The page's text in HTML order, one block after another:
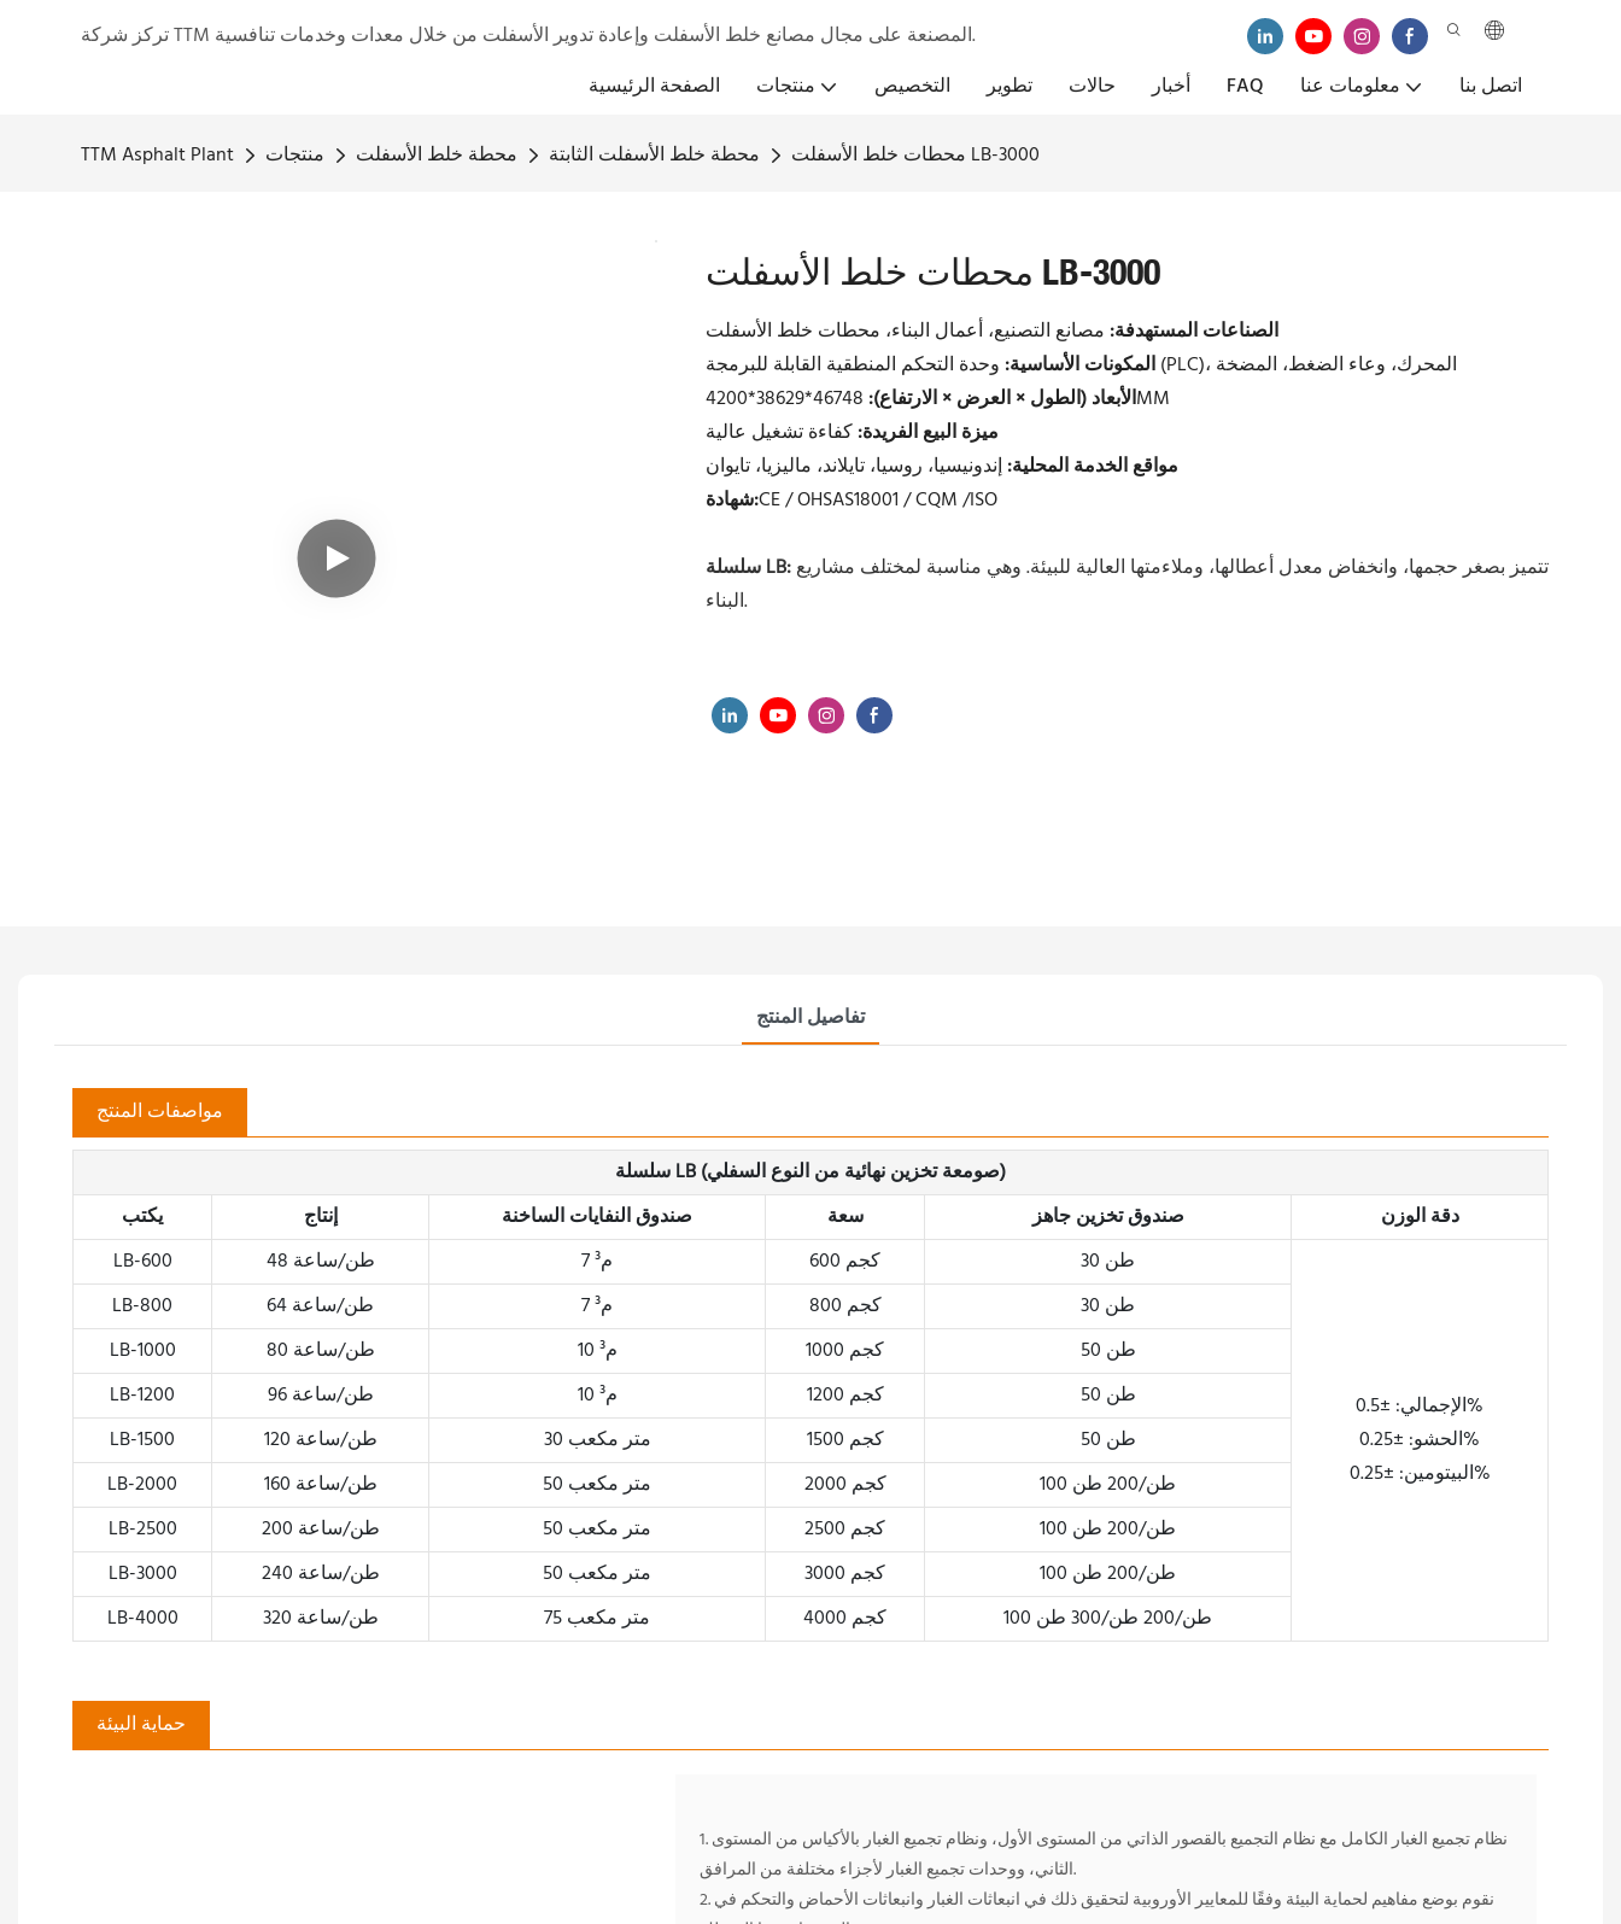
تركز شركة TTM المصنعة على مجال مصانع خلط الأسفلت وإعادة تدوير الأسفلت من خلال معدات وخدمات تنافسية.
الصفحة الرئيسية
منتجات التخصيص تطوير حالات أخبار FAQ معلومات عنا اتصل بنا
TTM Asphalt Plant منتجات محطة خلط الأسفلت محطة خلط الأسفلت الثابتة محطات خلط الأسفلت LB-3000
محطات خلط الأسفلت LB-3000
الصناعات المستهدفة: مصانع التصنيع، أعمال البناء، محطات خلط الأسفلت
المكونات الأساسية:
وحدة التحكم المنطقية القابلة للبرمجة (PLC)، المحرك، وعاء الضغط، المضخة
الأبعاد (الطول × العرض × الارتفاع):46748*38629*4200MM
ميزة البيع الفريدة:كفاءة تشغيل عالية
مواقع الخدمة المحلية:إندونيسيا، روسيا، تايلاند، ماليزيا، تايوان
شهادة:CE / OHSAS18001 / CQM /ISO
سلسلة LB:
البناء.
تفاصيل المنتج
مواصفات المنتج
سلسلة LB (صومعة تخزين نهائية من النوع السفلي)
يكتب
إنتاج صندوق النفايات الساخنة سعة صندوق تخزين جاهز
دقة الوزن
LB-600
48 طن/ساعة 7 م³ 600 كجم 30 طن
الإجمالي: ±0.5%
الحشو: ±0.25%
البيتومين: ±0.25%
LB-800 64 طن/ساعة 7 م³ 800 كجم
30 طن
LB-1000
80 طن/ساعة 10 م³ 1000 كجم
50 طن
LB-1200
96 طن/ساعة 10 م³ 1200 كجم
50 طن
LB-1500
120 طن/ساعة 30 متر مكعب 1500 كجم
50 طن
LB-2000
160 طن/ساعة 50 متر مكعب 2000 كجم
100 طن/200 طن
LB-2500
200 طن/ساعة 50 متر مكعب 2500 كجم
100 طن/200 طن
LB-3000
240 طن/ساعة 50 متر مكعب 3000 كجم
100 طن/200 طن
LB-4000
320 طن/ساعة 75 متر مكعب 4000 كجم 100 طن/200 طن/300 طن
حماية البيئة
1. نظام تجميع الغبار الكامل مع نظام التجميع بالقصور الذاتي من المستوى الأول، ونظام تجميع الغبار بالأكياس من المستوى
الثاني، ووحدات تجميع الغبار لأجزاء مختلفة من المرافق.
2. نقوم بوضع مفاهيم لحماية البيئة وفقًا للمعايير الأوروبية لتحقيق ذلك في انبعاثات الغبار وانبعاثات الأحماض والتحكم في